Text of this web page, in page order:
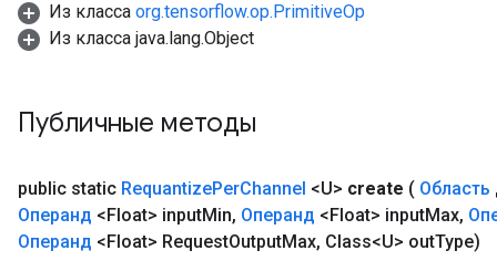
Из класса org.tensorflow.op.PrimitiveOp
Из класса java.lang.Object
Публичные методы
public static RequantizePerChannel <U> create ( Область
Операнд <Float> inputMin, Операнд <Float> inputMax,
Операнд <Float> RequestOutputMax, Class<U> outType)